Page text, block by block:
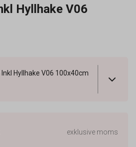
Hyllhake V06
Inkl Hyllhake V06 100x40cm
exklusive moms